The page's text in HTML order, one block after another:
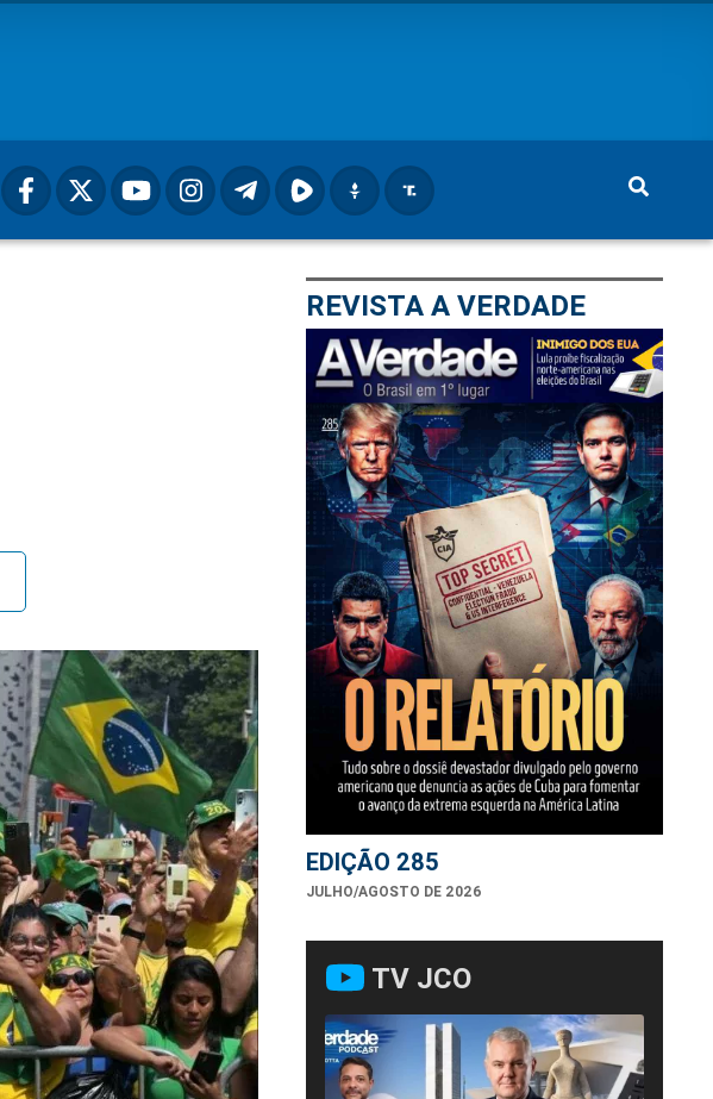
REVISTA A VERDADE
EDIÇÃO 285
JULHO/AGOSTO DE 2026
TV JCO